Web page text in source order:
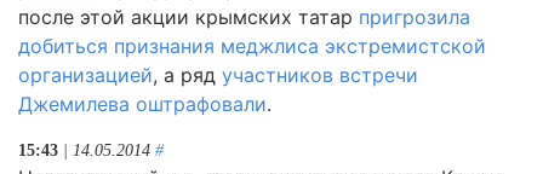
после этой акции крымских татар пригрозила
добиться признания меджлиса экстремистской
организацией, а ряд участников встречи
Джемилева оштрафовали.
15:43 | 14.05.2014 #